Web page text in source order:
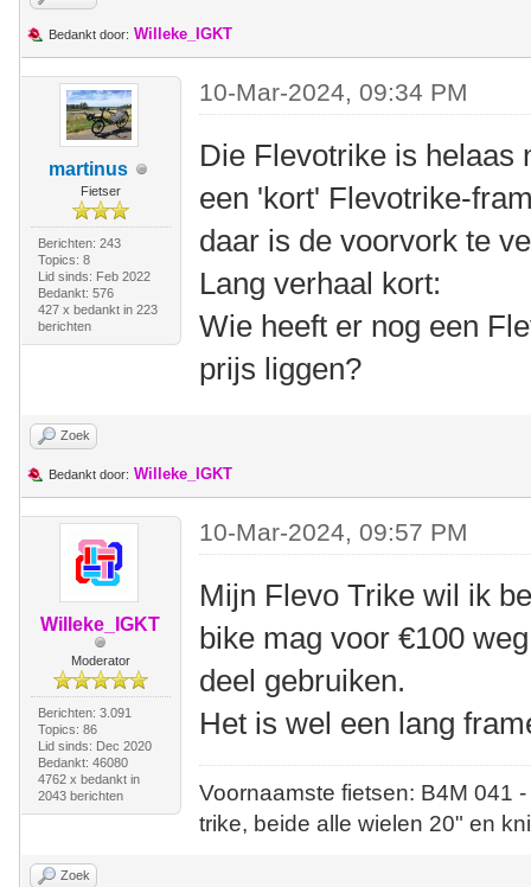
Bedankt door: Willeke_IGKT
martinus
Fietser
Berichten: 243
Topics: 8
Lid sinds: Feb 2022
Bedankt: 576
427 x bedankt in 223
berichten
10-Mar-2024, 09:34 PM
Die Flevotrike is helaas
een 'kort' Flevotrike-
daar is de voorvork te
Lang verhaal kort:
Wie heeft er nog een
prijs liggen?
Zoek
Bedankt door: Willeke_IGKT
Willeke_IGKT
Moderator
Berichten: 3.091
Topics: 86
Lid sinds: Dec 2020
Bedankt: 46080
4762 x bedankt in
2043 berichten
10-Mar-2024, 09:57 PM
Mijn Flevo Trike wil ik
bike mag voor €100
deel gebruiken.
Het is wel een lang
Voornaamste fietsen: B4M
trike, beide alle wielen 20" en
Zoek